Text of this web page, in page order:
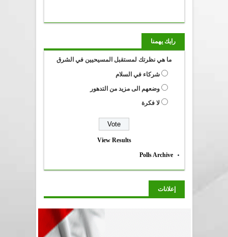
رايك يهمنا
ما هي نظرتك لمستقبل المسيحيين في الشرق
شركاء في السلام
وضعهم الى مزيد من التدهور
لا فكرة
View Results
Polls Archive
إعلانات